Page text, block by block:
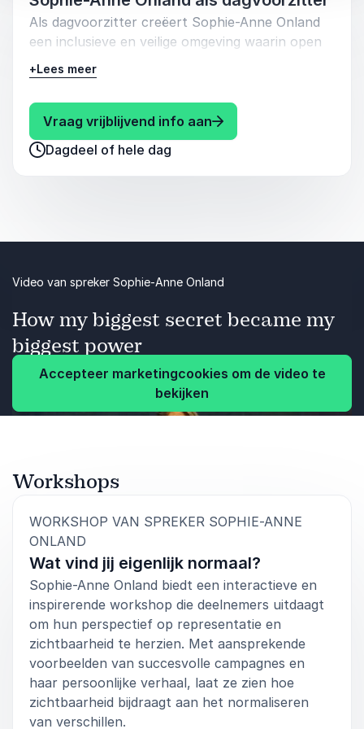
Als dagvoorzitter creëert Sophie-Anne Onland
een inclusieve en veilige omgeving waarin open
dialoog centraal staat. Haar aanpak,
gecombineerd met haar warme persoonlijkheid,
zorgt ervoor dat deelnemers zich gehoord en
betrokken voelen. Vanaf haar kwetsbare en
pakkende introductie zet Sophie-Anne de toon
voor een bijeenkomst waarin iedereen de ruimte
krijgt om te leren en te groeien, ongeacht het
moeiteloos tot stand komen.
+Lees meer
Vraag vrijblijvend info aan: Sophie-Anne Onland
Dagdeel of hele dag
How my biggest secret became my
biggest power
Video van spreker Sophie-Anne Onland
Accepteer marketingcookies om de video te
bekijken
Workshops
WORKSHOP VAN SPREKER SOPHIE-ANNE
ONLAND
Wat vind jij eigenlijk normaal?
Sophie-Anne Onland biedt een interactieve en
inspirerende workshop die deelnemers uitdaagt
om hun perspectief op representatie en
zichtbaarheid te herzien. Met aansprekende
voorbeelden van succesvolle campagnes en
haar persoonlijke verhaal, laat ze zien hoe
zichtbaarheid bijdraagt aan het normaliseren
van verschillen.